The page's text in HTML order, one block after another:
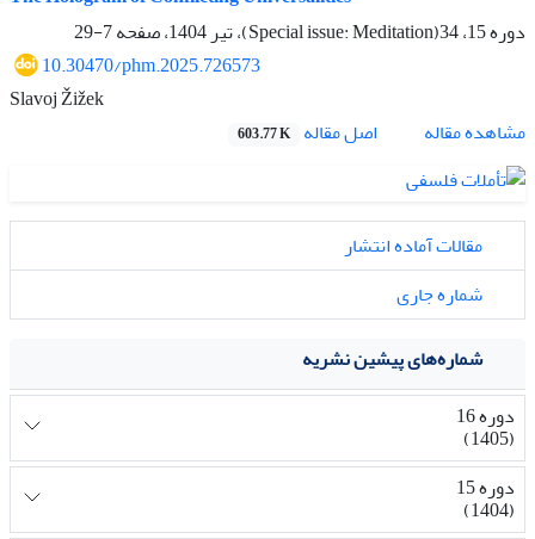
دوره 15، 34(Special issue: Meditation)، تیر 1404، صفحه
7-29
10.30470/phm.2025.726573
Slavoj Žižek
مشاهده مقاله
اصل مقاله 603.77 K
مقالات آماده انتشار
شماره جاری
شماره‌های پیشین نشریه
دوره 16
(1405)
دوره 15
(1404)